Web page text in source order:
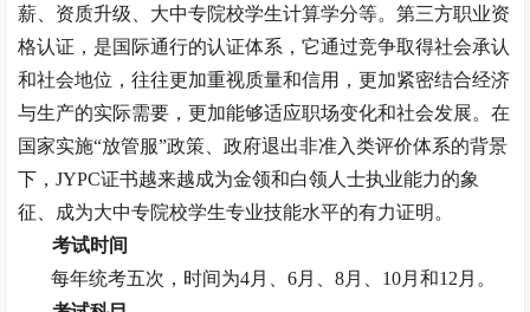
薪、资质升级、大中专院校学生计算学分等。第三方职业资
格认证，是国际通行的认证体系，它通过竞争取得社会承认
和社会地位，往往更加重视质量和信用，更加紧密结合经济
与生产的实际需要，更加能够适应职场变化和社会发展。在
国家实施“放管服”政策、政府退出非准入类评价体系的背景
下，JYPC证书越来越成为金领和白领人士执业能力的象
征、成为大中专院校学生专业技能水平的有力证明。
考试时间
每年统考五次，时间为4月、6月、8月、10月和12月 。